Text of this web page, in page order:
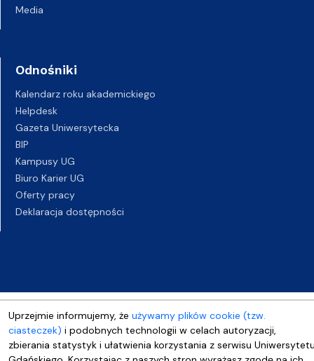
Uprzejmie informujemy, że używamy plików cookie (tzw.
ciasteczek) i podobnych technologii w celach autoryzacji,
zbierania statystyk i ułatwienia korzystania z serwisu
Media
Odnośniki
Kalendarz roku akademickiego
Helpdesk
Gazeta Uniwersytecka
BIP
Kampusy UG
Biuro Karier UG
Oferty pracy
Deklaracja dostępności